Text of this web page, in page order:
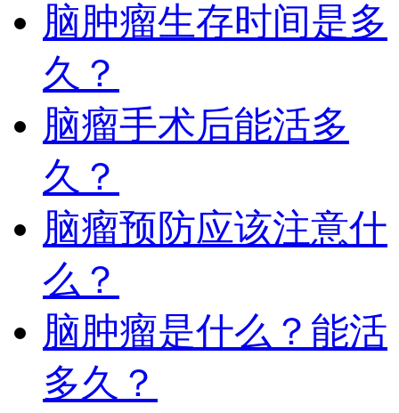
脑肿瘤生存时间是多
久？
脑瘤手术后能活多
久？
脑瘤预防应该注意什
么？
脑肿瘤是什么？能活
多久？